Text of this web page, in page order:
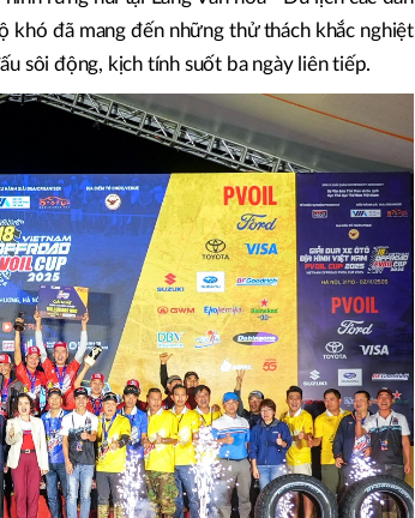
đã mang đến những thử thách khắc nghiệt
sôi động, kịch tính suốt ba ngày liên tiếp.